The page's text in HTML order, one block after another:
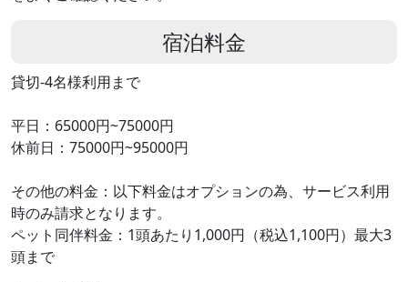
宿泊料金
貸切-4名様利用まで
平日：65000円~75000円
休前日：75000円~95000円
その他の料金：以下料金はオプションの為、サービス利用
時のみ請求となります。
ペット同伴料金：1頭あたり1,000円（税込1,100円）最大3
頭まで